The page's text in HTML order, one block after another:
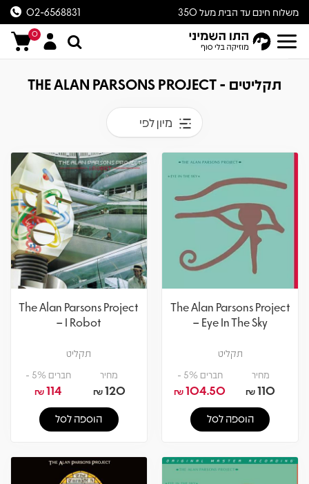
משלוח חינם עד הבית מעל 350
ש״ח
02-6568831
0
תקליטים - THE ALAN PARSONS PROJECT
מיון לפי
The Alan Parsons Project
– Eye In The Sky
תקליט
מחיר
110
₪
חברים 5% -
104.50
₪
הוספה לסל
The Alan Parsons Project
– I Robot
תקליט
מחיר
120
₪
חברים 5% -
114
₪
הוספה לסל